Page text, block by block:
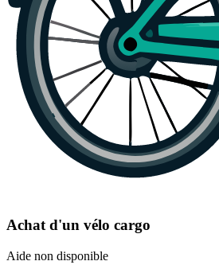
Achat d'un vélo cargo
Aide non disponible